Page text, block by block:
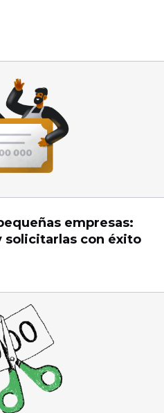
empresas:
solicitarlas con éxito